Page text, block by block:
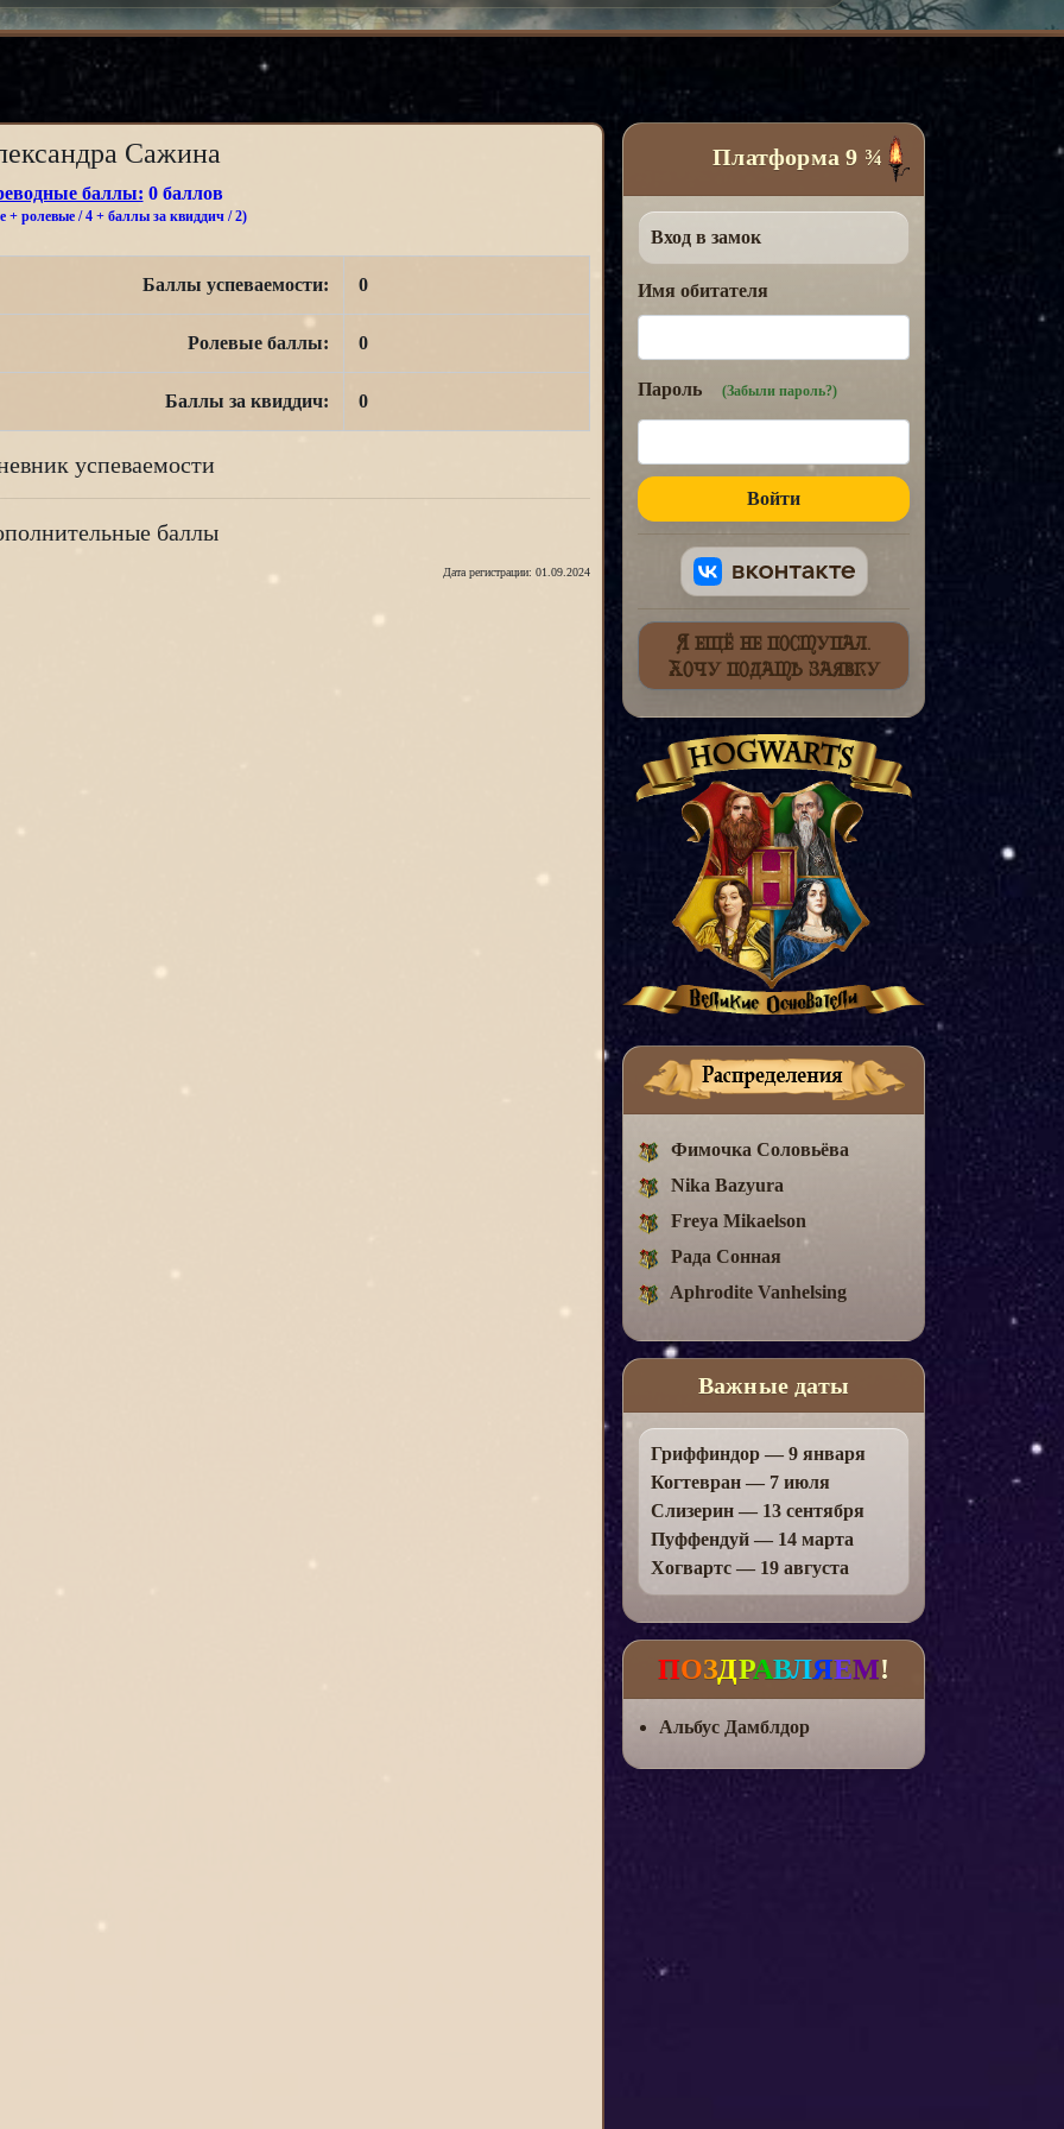
Сажина
баллы: 0 баллов
+ ролевые / 4 + баллы за квиддич / 2)
Баллы успеваемости: 0
Ролевые баллы: 0
Баллы за квиддич: 0
успеваемости
баллы
Дата регистрации: 01.09.2024
Платформа 9 ¾
Вход в замок
Имя обитателя
Пароль (Забыли пароль?)
Я ещё не поступал.
Хочу подать заявку
Фимочка Соловьёва
Nika Bazyura
Freya Mikaelson
Рада Сонная
Aphrodite Vanhelsing
Важные даты
Гриффиндор — 9 января
Когтевран — 7 июля
Слизерин — 13 сентября
Пуффендуй — 14 марта
Хогвартс — 19 августа
ПОЗДРАВЛЯЕМ!
Альбус Дамблдор